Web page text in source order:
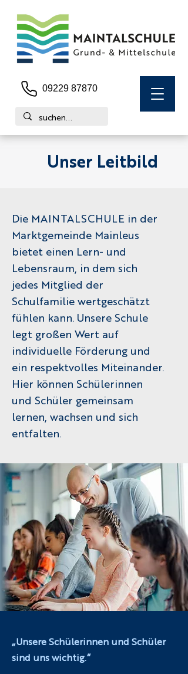
09229 87870
Unser Leitbild
Die MAINTALSCHULE in der
Marktgemeinde Mainleus
bietet einen Lern- und
Lebensraum, in dem sich
jedes Mitglied der
Schulfamilie wertgeschätzt
fühlen kann. Unsere Schule
legt großen Wert auf
individuelle Förderung und
ein respektvolles Miteinander.
Hier können Schülerinnen
und Schüler gemeinsam
lernen, wachsen und sich
entfalten.
„Unsere Schülerinnen und Schüler
sind uns wichtig.“